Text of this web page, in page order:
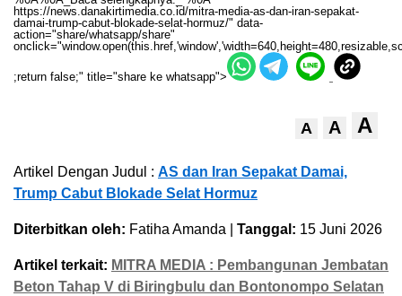
https://news.danakirtimedia.co.id/mitra-media-as-dan-iran-sepakat-
damai-trump-cabut-blokade-selat-hormuz/" data-
action="share/whatsapp/share"
;return false;" title="share ke whatsapp">
A A A
Artikel Dengan Judul : AS dan Iran Sepakat Damai,
Trump Cabut Blokade Selat Hormuz
Diterbitkan oleh: Fatiha Amanda | Tanggal: 15 Juni 2026
Artikel terkait: MITRA MEDIA : Pembangunan Jembatan
Beton Tahap V di Biringbulu dan Bontonompo Selatan